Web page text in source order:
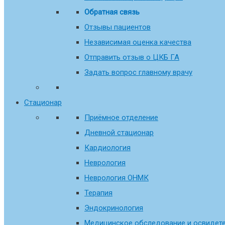
Обратная связь
Отзывы пациентов
Независимая оценка качества
Отправить отзыв о ЦКБ ГА
Задать вопрос главному врачу
Стационар
Приёмное отделение
Дневной стационар
Кардиология
Неврология
Неврология ОНМК
Терапия
Эндокринология
Медицинское обследование и